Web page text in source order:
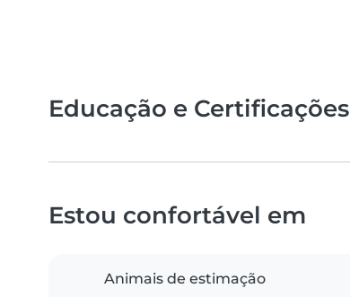
Educação e Certificações
Estou confortável em
Animais de estimação